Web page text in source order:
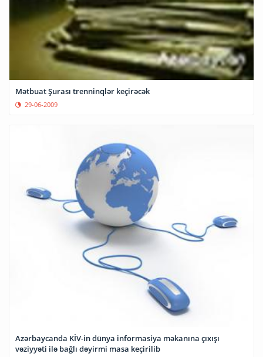
Mətbuat Şurası trenninqlər keçirəcək
29-06-2009
Azərbaycanda KİV-in dünya informasiya məkanına çıxışı
vəziyyəti ilə bağlı dəyirmi masa keçirilib